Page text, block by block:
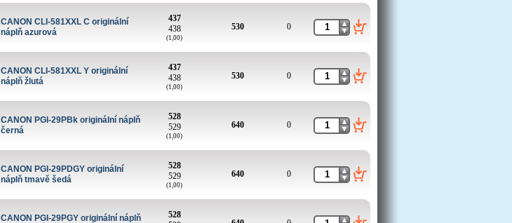
CANON CLI-581XXL C originální
náplň azurová
437
438
(1,00)
530 0
CANON CLI-581XXL Y originální
náplň žlutá
437
438
(1,00)
530 0
CANON PGI-29PBk originální náplň
černá
528
529
(1,00)
640 0
CANON PGI-29PDGY originální
náplň tmavě šedá
528
529
(1,00)
640 0
CANON PGI-29PGY originální náplň
528